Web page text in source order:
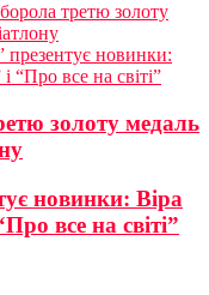
третю золоту
новинки:
“Про все на світі”
золоту медаль
новинки: Віра
все на світі”